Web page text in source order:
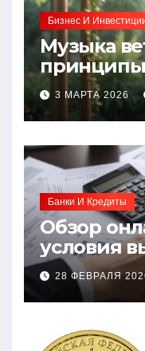
Бизнес И
Музыка
принципы
3 МАРТА 2026
Банки И Кредиты
Обзор
условия
28 ФЕВРАЛЯ